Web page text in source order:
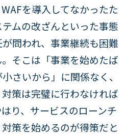
を導入してなかったた
ムの改ざんといった事態
問われ、事業継続も困難
そこは「事業を始めたば
さいから」に関係なく、
策は完璧に行わなければ
り、サービスのローンチ
策を始めるのが得策だと